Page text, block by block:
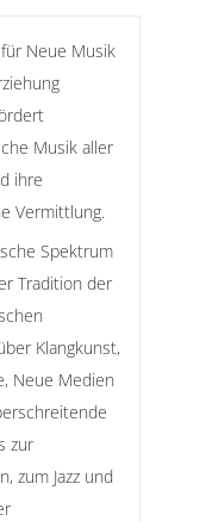
Neue Musik
Musik aller
ihre
Vermittlung.
Spektrum
Tradition der
Klangkunst,
Neue Medien
zur
zum Jazz und